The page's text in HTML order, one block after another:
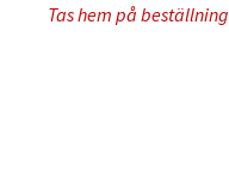
Tas hem på beställning